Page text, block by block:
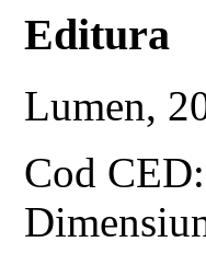
Editura
Lumen,
Cod